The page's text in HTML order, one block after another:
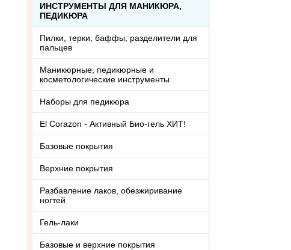
ИНСТРУМЕНТЫ ДЛЯ МАНИКЮРА,
ПЕДИКЮРА
Пилки, терки, баффы, разделители для
пальцев
Маникюрные, педикюрные и
косметологические инструменты
Наборы для педикюра
El Corazon - Активный Био-гель ХИТ!
Базовые покрытия
Верхние покрытия
Разбавление лаков, обезжиривание
ногтей
Гель-лаки
Базовые и верхние покрытия